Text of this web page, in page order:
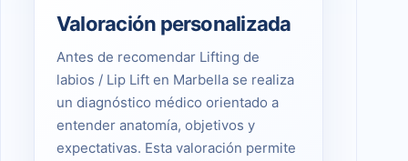
Valoración personalizada
Antes de recomendar Lifting de
labios / Lip Lift en Marbella se realiza
un diagnóstico médico orientado a
entender anatomía, objetivos y
expectativas. Esta valoración permite